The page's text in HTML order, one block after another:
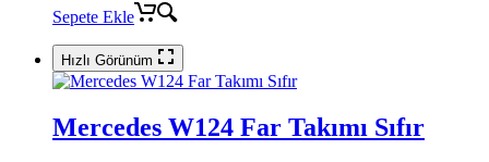
Sepete Ekle
Hızlı Görünüm
Mercedes W124 Far Takımı Sıfır